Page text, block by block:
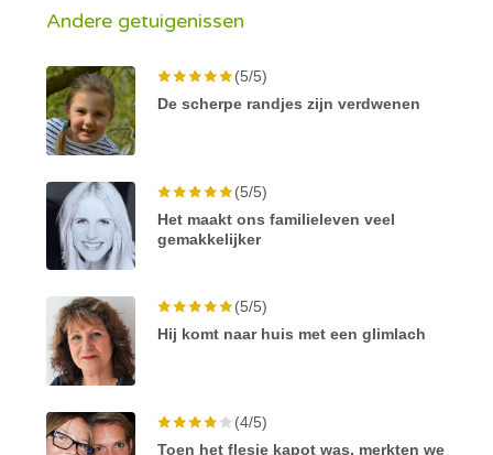
Andere getuigenissen
(5/5)
De scherpe randjes zijn verdwenen
(5/5)
Het maakt ons familieleven veel
gemakkelijker
(5/5)
Hij komt naar huis met een glimlach
(4/5)
Toen het flesje kapot was, merkten we